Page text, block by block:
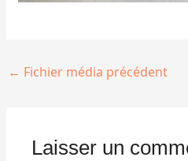
← Fichier média précédent
Laisser un